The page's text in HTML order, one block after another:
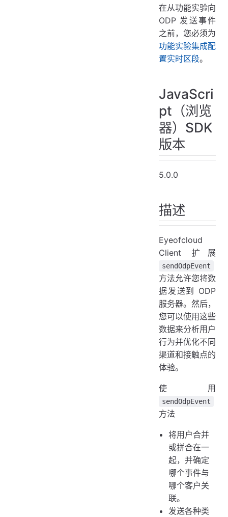
在从功能实验向
ODP 发送事件
之前，您必须为
功能实验集成配
置实时区段。
JavaScri
pt（浏览
器）SDK
版本
5.0.0
描述
Eyeofcloud
Client 扩展
sendOdpEvent
方法允许您将数
据发送到 ODP
服务器。然后，
您可以使用这些
数据来分析用户
行为并优化不同
渠道和接触点的
体验。
使用
sendOdpEvent
方法
将用户合并
或拼合在一
起，并确定
哪个事件与
哪个客户关
联。
发送各种类